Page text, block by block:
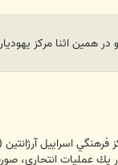
اثنا مرکز